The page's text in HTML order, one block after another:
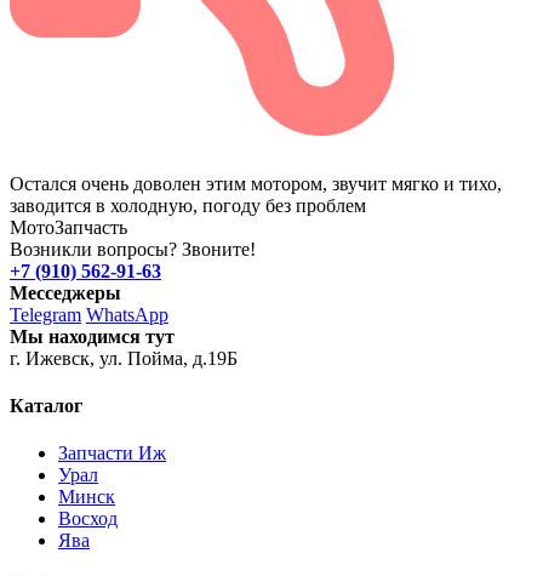
Остался очень доволен этим мотором, звучит мягко и тихо,
заводится в холодную, погоду без проблем
МотоЗапчасть
Возникли вопросы? Звоните!
+7 (910) 562-91-63
Месседжеры
Telegram WhatsApp
Мы находимся тут
г. Ижевск, ул. Пойма, д.19Б
Каталог
Запчасти Иж
Урал
Минск
Восход
Ява